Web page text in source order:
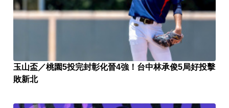
玉山盃／桃園5投完封彰化晉4強！台中林承俊5局好投擊
敗新北